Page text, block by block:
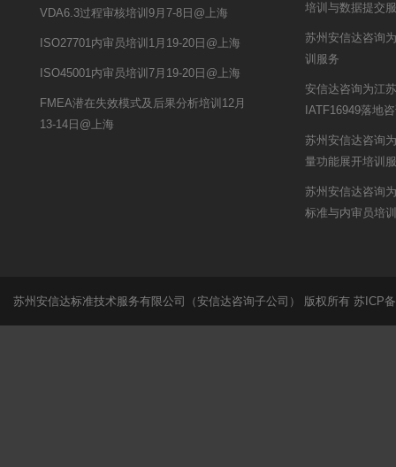
VDA6.3过程审核培训9月7-8日@上海
ISO27701内审员培训1月19-20日@上海
ISO45001内审员培训7月19-20日@上海
FMEA潜在失效模式及后果分析培训12月
13-14日@上海
培训与数据提交
苏州安信达咨询
训服务
安信达咨询为江
IATF16949落地
苏州安信达咨询
量功能展开培训
苏州安信达咨询
标准与内审员培
苏州安信达标准技术服务有限公司（安信达咨询子公司） 版权所有 苏ICP